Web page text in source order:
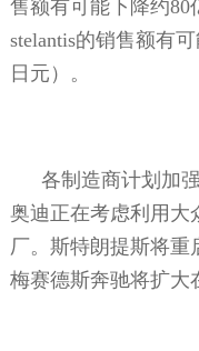
售额有可能下降约80
stelantis的销售额有
日元）。
各制造商计划加
奥迪正在考虑利用大
厂。斯特朗提斯将重
梅赛德斯奔驰将扩大